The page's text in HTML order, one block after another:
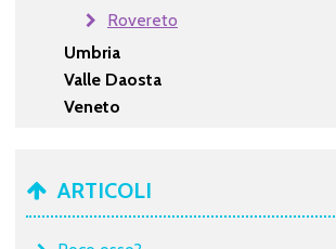
Rovereto
Umbria
Valle Daosta
Veneto
ARTICOLI